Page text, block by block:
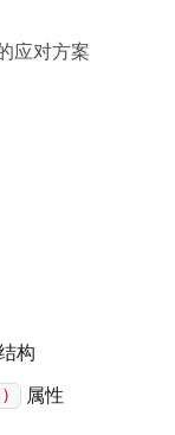
应对方案
构
属性